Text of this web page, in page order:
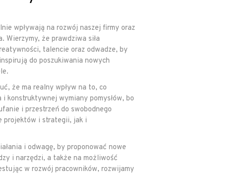
wpływają na rozwój naszej firmy oraz
Wierzymy, że prawdziwa siła
talencie oraz odwadze, by
do poszukiwania nowych
że ma realny wpływ na to, co
konstruktywnej wymiany pomysłów, bo
i przestrzeń do swobodnego
projektów i strategii, jak i
i odwagę, by proponować nowe
i narzędzi, a także na możliwość
w rozwój pracowników, rozwijamy